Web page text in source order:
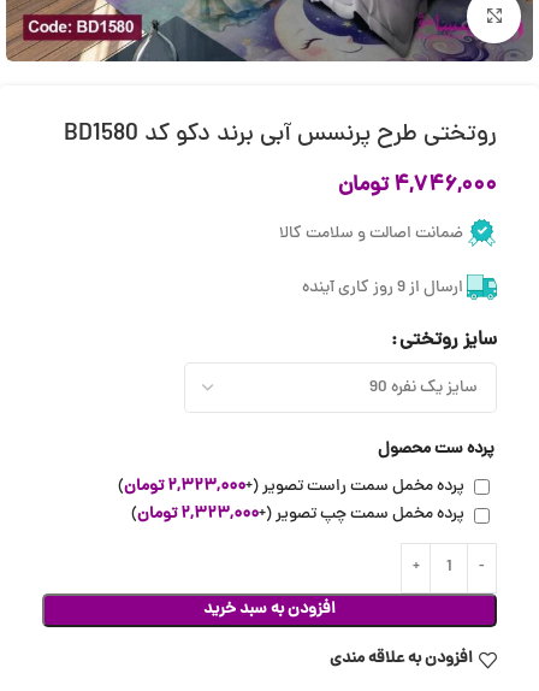
بزرگنمایی تصویر
روتختی طرح پرنسس آبی برند دکو کد BD1580
۴,۷۴۶,۰۰۰تومان
ضمانت اصالت و سلامت کالا
ارسال از 9 روز کاری آینده
سایز روتختی
پرده ست محصول
پرده مخمل سمت راست تصویر(+۲,۳۲۳,۰۰۰تومان)
پرده مخمل سمت چپ تصویر(+۲,۳۲۳,۰۰۰تومان)
افزودن به سبد خرید
افزودن به علاقه مندی